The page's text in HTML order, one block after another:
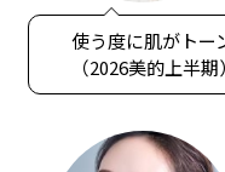
使う度に肌がトー
（2026美的上半期）